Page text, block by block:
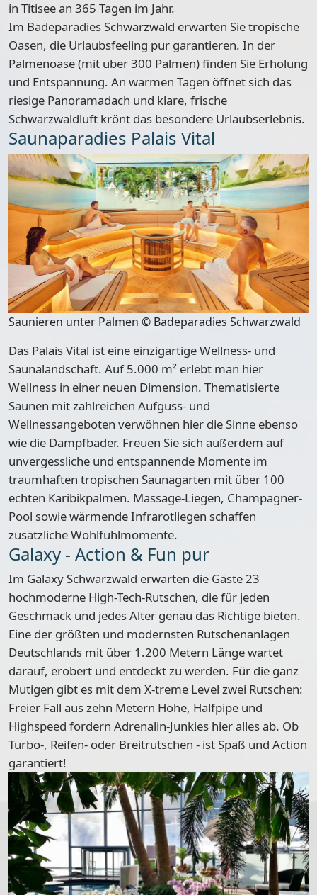
in Titisee an 365 Tagen im Jahr.
Im Badeparadies Schwarzwald erwarten Sie tropische
Oasen, die Urlaubsfeeling pur garantieren. In der
Palmenoase(mit über 300 Palmen) finden Sie Erholung
und Entspannung. An warmen Tagen öffnet sich das
riesige Panoramadach und klare, frische
Schwarzwaldluft krönt das besondere Urlaubserlebnis.
Saunaparadies Palais Vital
Saunieren unter Palmen © Badeparadies Schwarzwald
Das Palais Vital ist eine einzigartige Wellness- und
Saunalandschaft. Auf5.000 m² erlebt man hier
Wellness in einer neuen Dimension. Thematisierte
Saunen mit zahlreichen Aufguss- und
Wellnessangeboten verwöhnen hier die Sinne ebenso
wie die Dampfbäder. Freuen Sie sich außerdem auf
unvergessliche und entspannende Momente im
traumhaften tropischen Saunagarten mit über 100
echten Karibikpalmen. Massage-Liegen, Champagner-
Pool sowie wärmende Infrarotliegen schaffen
zusätzliche Wohlfühlmomente.
Galaxy - Action & Fun pur
Im Galaxy Schwarzwald erwarten die Gäste23
hochmoderne High-Tech-Rutschen, die für jeden
Geschmack und jedes Alter genau das Richtige bieten.
Eine der größten und modernsten Rutschenanlagen
Deutschlands mit über 1.200 Metern Längewartet
darauf, erobert und entdeckt zu werden. Für die ganz
Mutigen gibt es mit dem X-treme Level zwei Rutschen:
Freier Fall aus zehn Metern Höhe, Halfpipe und
Highspeed fordern Adrenalin-Junkies hier alles ab. Ob
Turbo-, Reifen- oder Breitrutschen - ist Spaß und Action
garantiert!